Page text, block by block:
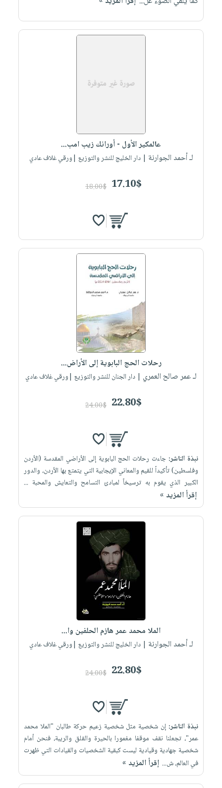
عالمكير الأول - أورانك زيب امب...
لـ أحمد الجوارنة | دار الخليج للنشر والتوزيع |ورقي غلاف عادي
17.10$
18.00$
رحلات الحج البابوية إلى الأراض...
لـ عمر صالح العمري | دار الجنان للنشر والتوزيع |ورقي غلاف عادي
22.80$
24.00$
نبذة الناشر:جاءت رحلات الحج البابوية إلى الأراضي المقدسة (الأردن
وفلسطين) تأكيداً للقيم والمعاني الإيجابية التي يتمتع بها الأردن، والدور
الكبير الذي يقوم به ترسيخاً لمبادئ التسامح والتعايش والمحبة ...
إقرأ المزيد »
الملا محمد عمر هازم الحلفين وا...
لـ أحمد الجوارنة | دار الخليج للنشر والتوزيع |ورقي غلاف عادي
22.80$
24.00$
نبذة الناشر:إن شخصية مثل شخصية زعيم حركة طالبان "الملا محمد
عمر"، تجعلنا نقف موقفا مغمورا بالحيرة والقلق والريبة، فنحن أمام
شخصية جهادية وقيادية ليست كبقية الشخصيات والقيادات التي ظهرت
في العالم، ش... إقرأ المزيد »